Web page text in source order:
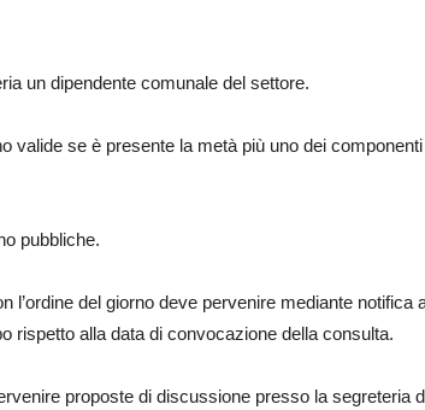
un dipendente comunale del settore.
valide se è presente la metà più uno dei
pubbliche.
l’ordine del giorno deve pervenire mediante notifica
rispetto alla data di convocazione della consulta.
proposte di discussione presso la segreteria